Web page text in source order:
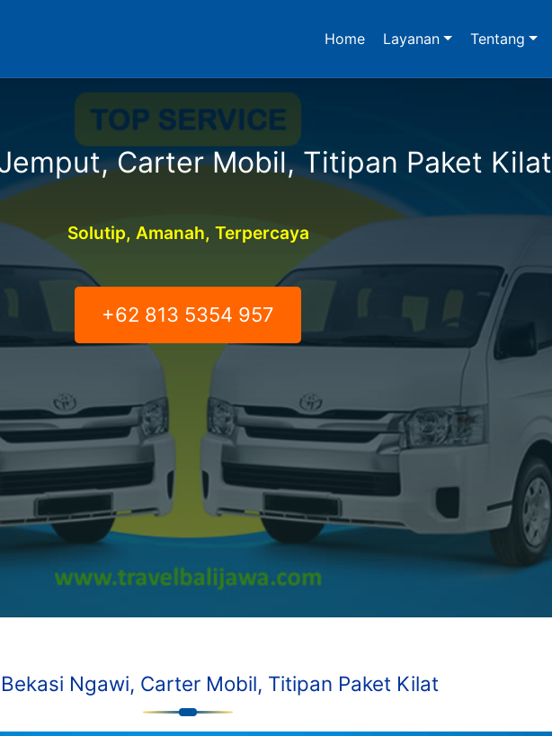
Home Layanan Tentang
Carter Mobil, Titipan Paket Kilat
Solutip, Amanah, Terpercaya
+62 813 5354 957
Ngawi, Carter Mobil, Titipan Paket Kilat